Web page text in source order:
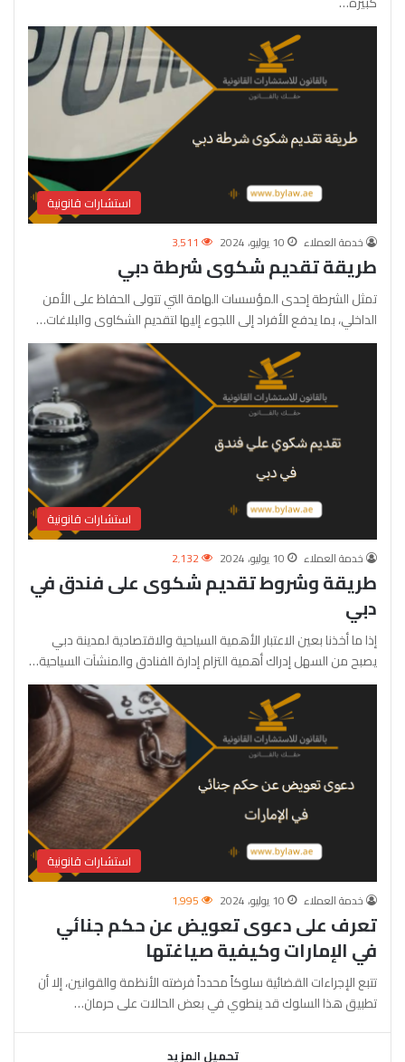
استشارات قانونية
خدمة العملاء 10 يوليو، 2024 3٬511
طريقة تقديم شكوى شرطة دبي
تمثل الشرطة إحدى المؤسسات الهامة التي تتولى الحفاظ على الأمن
الداخلي، بما يدفع الأفراد إلى اللجوء إليها لتقديم الشكاوى والبلاغات…
استشارات قانونية
خدمة العملاء 10 يوليو، 2024 2٬132
طريقة وشروط تقديم شكوى على فندق في
دبي
إذا ما أخذنا بعين الاعتبار الأهمية السياحية والاقتصادية لمدينة دبي
يصبح من السهل إدراك أهمية التزام إدارة الفنادق والمنشآت السياحية…
استشارات قانونية
خدمة العملاء 10 يوليو، 2024 1٬995
تعرف على دعوى تعويض عن حكم جنائي
في الإمارات وكيفية صياغتها
تتبع الإجراءات القضائية سلوكاً محدداً فرضته الأنظمة والقوانين، إلا أن
تطبيق هذا السلوك قد ينطوي في بعض الحالات على حرمان…
تحميل المزيد